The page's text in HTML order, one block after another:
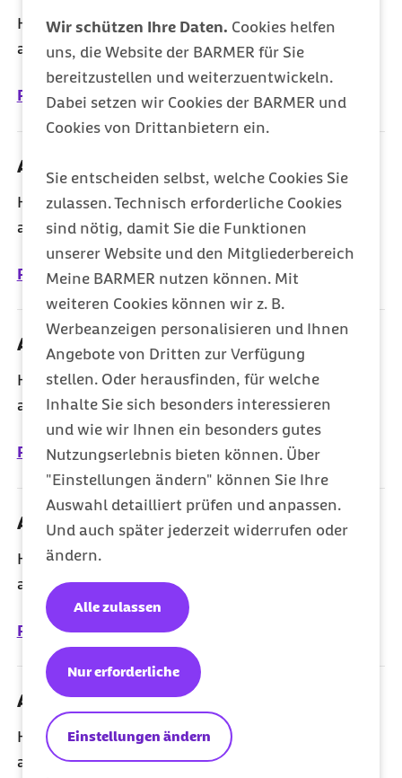
Wir schützen Ihre Daten. Cookies helfen
uns, die Website der BARMER für Sie
bereitzustellen und weiterzuentwickeln.
Dabei setzen wir Cookies der BARMER und
Cookies von Drittanbietern ein.
Sie entscheiden selbst, welche Cookies Sie
zulassen. Technisch erforderliche Cookies
sind nötig, damit Sie die Funktionen
unserer Website und den Mitgliederbereich
Meine BARMER nutzen können. Mit
weiteren Cookies können wir z. B.
Werbeanzeigen personalisieren und Ihnen
Angebote von Dritten zur Verfügung
stellen. Oder herausfinden, für welche
Inhalte Sie sich besonders interessieren
und wie wir Ihnen ein besonders gutes
Nutzungserlebnis bieten können. Über
"Einstellungen ändern" können Sie Ihre
Auswahl detailliert prüfen und anpassen.
Und auch später jederzeit widerrufen oder
ändern.
Einstellungen ändern
Nur erforderliche
Alle zulassen
Hier finden Sie sämtliche Mitteilungen der Barmer
aus dem Jahr 2022.
Pressearchiv 2022
Archiv 2021
Hier finden Sie sämtliche Mitteilungen der Barmer
aus dem Jahr 2021.
Pressearchiv 2021
Archiv 2020
Hier finden Sie sämtliche Mitteilungen der Barmer
aus dem Jahr 2020.
Pressearchiv 2020
Archiv 2019
Hier finden Sie sämtliche Mitteilungen der Barmer
aus dem Jahr 2019.
Pressearchiv 2019
Archiv 2018
Hier finden Sie sämtliche Mitteilungen der Barmer
aus dem Jahr 2018.